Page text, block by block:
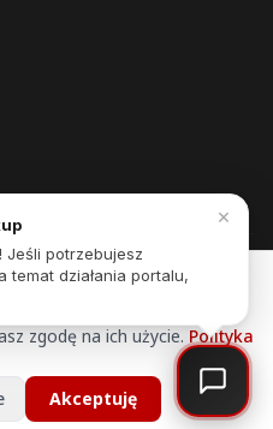
Roksana Siwek — Wszelkie
stron www Katowice
zapewnić prawidłowe
ruch i personalizować treści.
zgodę na ich użycie. Polityka
Akceptuję
×
Jeśli potrzebujesz
temat działania portalu,